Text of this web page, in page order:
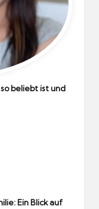
beliebt ist und
Ein Blick auf